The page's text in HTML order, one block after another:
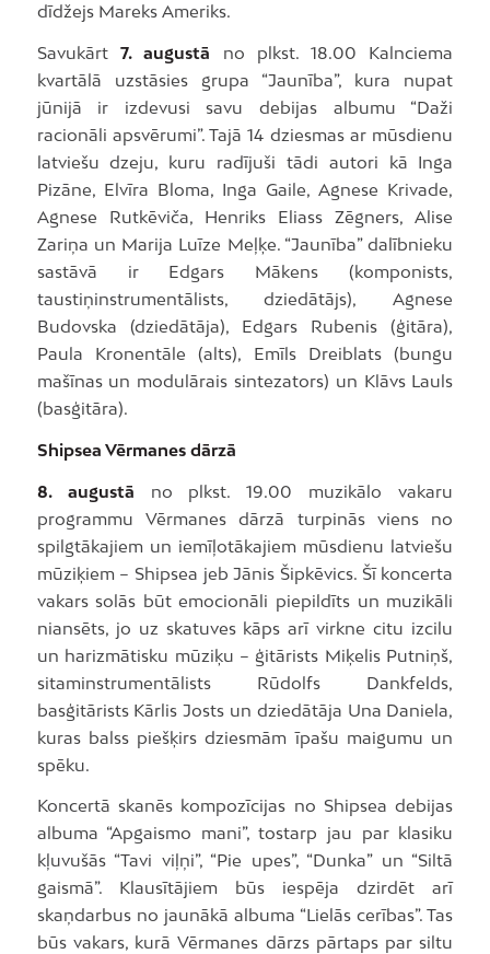
dīdžejs Mareks Ameriks.
Savukārt 7. augustā no plkst. 18.00 Kalnciema
kvartālā uzstāsies grupa “Jaunība”, kura nupat
jūnijā ir izdevusi savu debijas albumu “Daži
racionāli apsvērumi”. Tajā 14 dziesmas ar mūsdienu
latviešu dzeju, kuru radījuši tādi autori kā Inga
Pizāne, Elvīra Bloma, Inga Gaile, Agnese Krivade,
Agnese Rutkēviča, Henriks Eliass Zēgners, Alise
Zariņa un Marija Luīze Meļķe. “Jaunība” dalībnieku
sastāvā ir Edgars Mākens (komponists,
taustiņinstrumentālists, dziedātājs), Agnese
Budovska (dziedātāja), Edgars Rubenis (ģitāra),
Paula Kronentāle (alts), Emīls Dreiblats (bungu
mašīnas un modulārais sintezators) un Klāvs Lauls
(basģitāra).
Shipsea Vērmanes dārzā
8. augustā no plkst. 19.00 muzikālo vakaru
programmu Vērmanes dārzā turpinās viens no
spilgtākajiem un iemīļotākajiem mūsdienu latviešu
mūziķiem – Shipsea jeb Jānis Šipkēvics. Šī koncerta
vakars solās būt emocionāli piepildīts un muzikāli
niansēts, jo uz skatuves kāps arī virkne citu izcilu
un harizmātisku mūziķu – ģitārists Miķelis Putniņš,
sitaminstrumentālists Rūdolfs Dankfelds,
basģitārists Kārlis Josts un dziedātāja Una Daniela,
kuras balss piešķirs dziesmām īpašu maigumu un
spēku.
Koncertā skanēs kompozīcijas no Shipsea debijas
albuma “Apgaismo mani”, tostarp jau par klasiku
kļuvušās “Tavi viļņi”, “Pie upes”, “Dunka” un “Siltā
gaismā”. Klausītājiem būs iespēja dzirdēt arī
skaņdarbus no jaunākā albuma “Lielās cerības”. Tas
būs vakars, kurā Vērmanes dārzs pārtaps par siltu